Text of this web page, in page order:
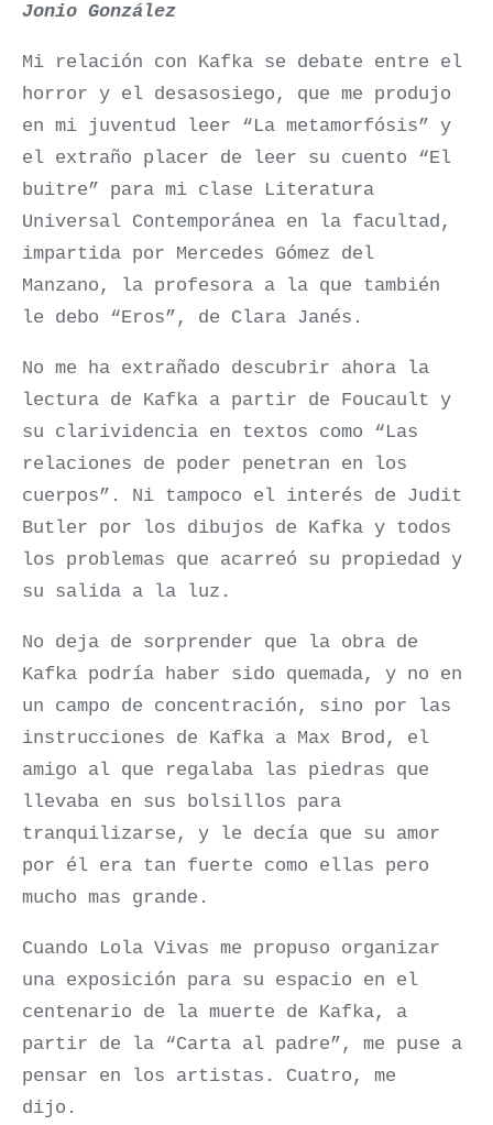
Jonio González
Mi relación con Kafka se debate entre el
horror y el desasosiego, que me produjo
en mi juventud leer “La metamorfósis” y
el extraño placer de leer su cuento “El
buitre” para mi clase Literatura
Universal Contemporánea en la facultad,
impartida por Mercedes Gómez del
Manzano, la profesora a la que también
le debo “Eros”, de Clara Janés.
No me ha extrañado descubrir ahora la
lectura de Kafka a partir de Foucault y
su clarividencia en textos como “Las
relaciones de poder penetran en los
cuerpos”. Ni tampoco el interés de Judit
Butler por los dibujos de Kafka y todos
los problemas que acarreó su propiedad y
su salida a la luz.
No deja de sorprender que la obra de
Kafka podría haber sido quemada, y no en
un campo de concentración, sino por las
instrucciones de Kafka a Max Brod, el
amigo al que regalaba las piedras que
llevaba en sus bolsillos para
tranquilizarse, y le decía que su amor
por él era tan fuerte como ellas pero
mucho mas grande.
Cuando Lola Vivas me propuso organizar
una exposición para su espacio en el
centenario de la muerte de Kafka, a
partir de la “Carta al padre”, me puse a
pensar en los artistas. Cuatro, me
dijo.